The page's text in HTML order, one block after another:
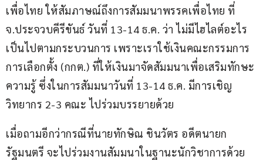
เพื่อไทย ให้สัมภาษณ์ถึงการสัมมนาพรรคเพื่อไทย ที่
จ.ประจวบคีรีขันธ์ วันที่ 13-14 ธ.ค. ว่า ไม่มีไฮไลต์อะไร
เป็นไปตามกระบวนการ เพราะเราใช้เงินคณะกรรมการ
การเลือกตั้ง (กกต.) ที่ให้เงินมาจัดสัมมนาเพื่อเสริมทักษะ
ความรู้ ซึ่งในการสัมมนาวันที่ 13-14 ธ.ค. มีการเชิญ
วิทยากร 2-3 คณะ ไปร่วมบรรยายด้วย
เมื่อถามอีกว่ากรณีที่นายทักษิณ ชินวัตร อดีตนายก
รัฐมนตรี จะไปร่วมงานสัมมนาในฐานะนักวิชาการด้วย